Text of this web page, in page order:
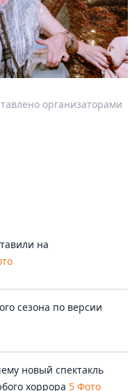
организаторами
на
сезона по версии
новый спектакль
хоррора 5 Фото